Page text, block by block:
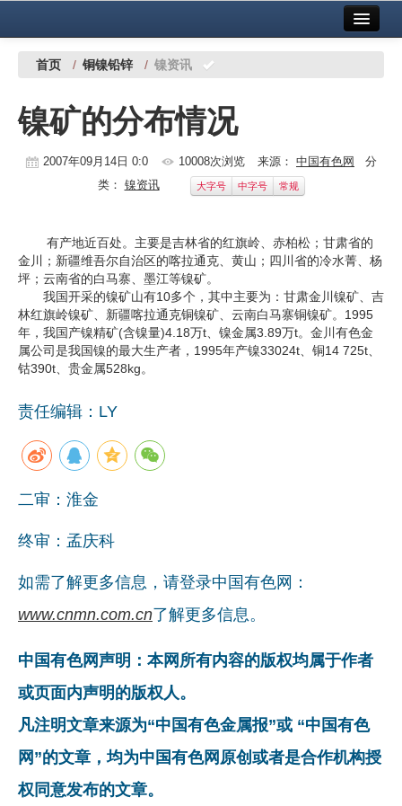
中国有色金属报社主办 广告服务
铜镍铅锌
铝
有色市场
科技
镁钛
地矿 建设
《资源再生》杂志
行情报价
数字报
首页 / 铜镍铅锌 / 镍资讯
镍矿的分布情况
2007年09月14日 0:0 10008次浏览 来源： 中国有色网
分
类： 镍资讯 大字号 中字号 常规
有产地近百处。主要是吉林省的红旗岭、赤柏松；甘肃省的
金川；新疆维吾尔自治区的喀拉通克、黄山；四川省的冷水菁、杨
坪；云南省的白马寨、墨江等镍矿。
我国开采的镍矿山有10多个，其中主要为：甘肃金川镍矿、吉
林红旗岭镍矿、新疆喀拉通克铜镍矿、云南白马寨铜镍矿。1995
年，我国产镍精矿(含镍量)4.18万t、镍金属3.89万t。金川有色金
属公司是我国镍的最大生产者，1995年产镍33024t、铜14 725t、
钴390t、贵金属528kg。
责任编辑：LY
二审：淮金
终审：孟庆科
如需了解更多信息，请登录中国有色网：
www.cnmn.com.cn了解更多信息。
中国有色网声明：本网所有内容的版权均属于作者
或页面内声明的版权人。
凡注明文章来源为“中国有色金属报”或 “中国有色
网”的文章，均为中国有色网原创或者是合作机构授
权同意发布的文章。